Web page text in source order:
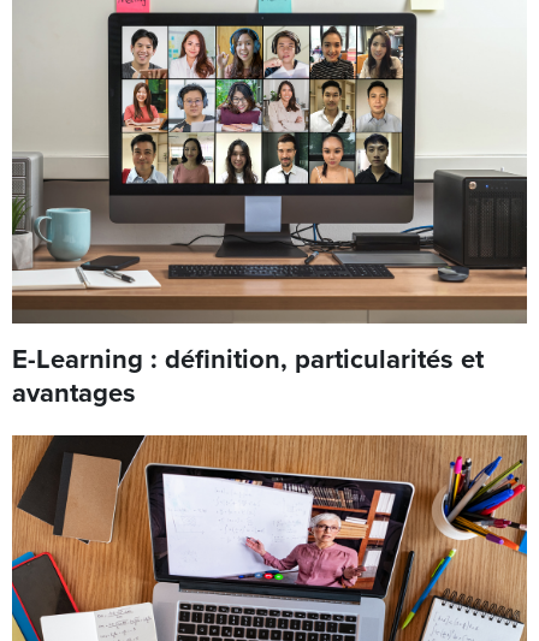
E-Learning : définition, particularités et
avantages